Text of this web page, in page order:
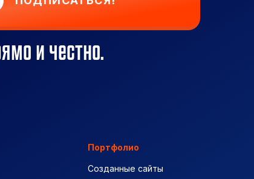
и честно.
Портфолио
Созданные сайты